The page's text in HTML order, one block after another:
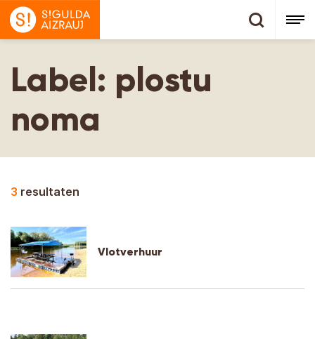
Label: plostu
noma
3 resultaten
Vlotverhuur